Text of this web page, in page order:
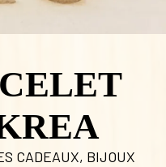
CADEAUX, BIJOUX